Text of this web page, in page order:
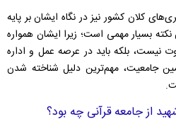
کلان کشور نیز در نگاه ایشان بر پایه
بسیار مهمی است؛ زیرا ایشان همواره
نیست، بلکه باید در عرصه عمل و اداره
جامعیت، مهم‌ترین دلیل شناخته شدن
از جامعه قرآنی چه بود؟